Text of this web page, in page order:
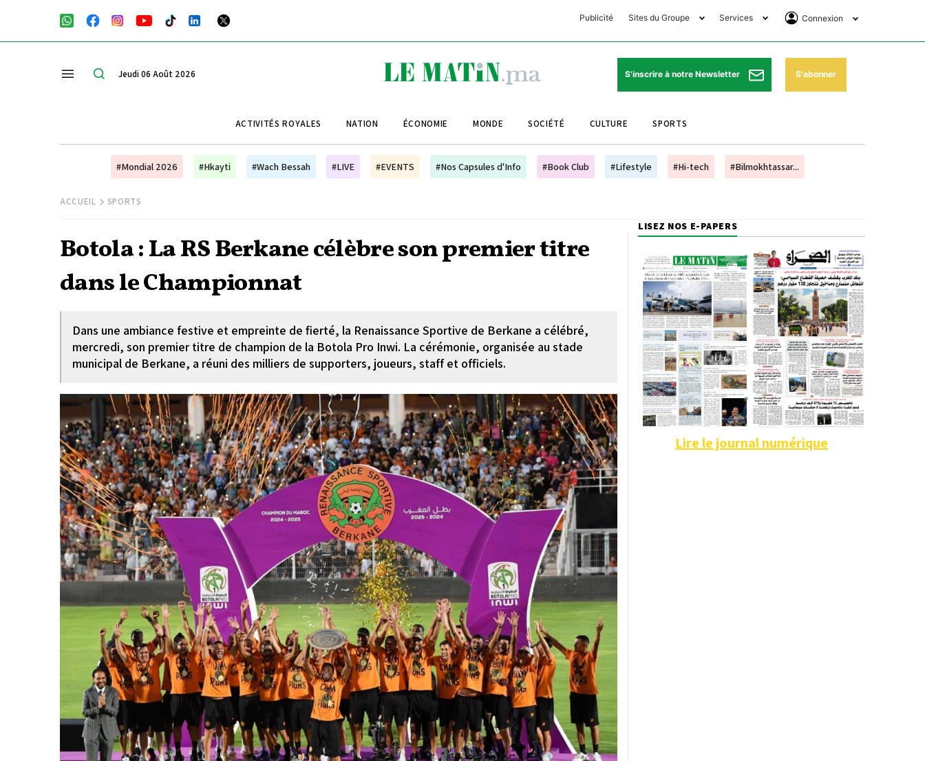
Publicité Sites du Groupe
Club Avantages
Le Matin Sports
Le Matin Store
Le Matin Annonces
Morocco Today Forum
Bookclub
Services
Horaires de prières
Pharmacies de garde
Programme TV
Cinéma
Connexion
Se Connecter
Abonnement
Jeudi 06 Août 2026 S'inscrire à notre Newsletter S'abonner
ACTIVITÉS ROYALES NATION ÉCONOMIE MONDE SOCIÉTÉ CULTURE SPORTS
#Mondial 2026 #Hkayti #Wach Bessah #LIVE #EVENTS #Nos Capsules d'Info #Book Club #Lifestyle #Hi-tech #Bilmokhtassar...
ACCUEIL SPORTS
Botola : La RS Berkane célèbre son premier titre
dans le Championnat
Dans une ambiance festive et empreinte de fierté, la Renaissance Sportive de Berkane a célébré,
mercredi, son premier titre de champion de la Botola Pro Inwi. La cérémonie, organisée au stade
municipal de Berkane, a réuni des milliers de supporters, joueurs, staff et officiels.
LISEZ NOS E-PAPERS
Lire le journal numérique